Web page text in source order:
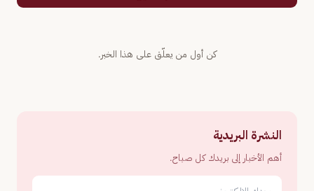
كن أول من يعلّق على هذا الخبر.
النشرة البريدية
أهم الأخبار إلى بريدك كل صباح.